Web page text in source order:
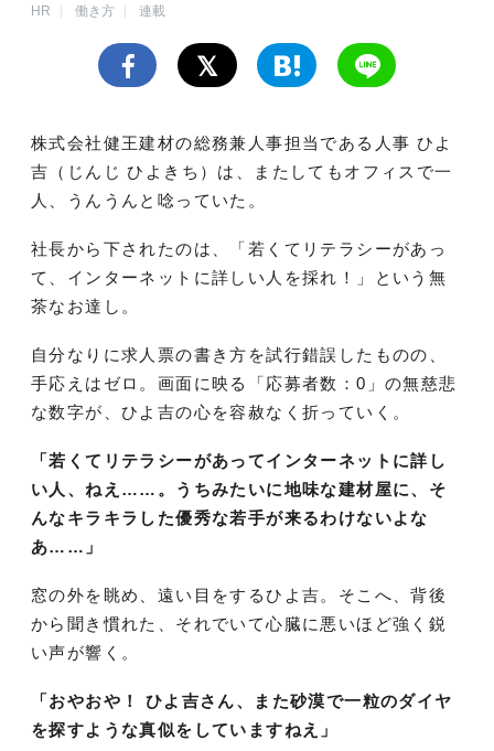
HR
働き方 連載
株式会社健王建材の総務兼人事担当である人事 ひよ
吉（じんじ ひよきち）は、またしてもオフィスで一
人、うんうんと唸っていた。
社長から下されたのは、「若くてリテラシーがあっ
て、インターネットに詳しい人を採れ！」という無
茶なお達し。
自分なりに求人票の書き方を試行錯誤したものの、
手応えはゼロ。画面に映る「応募者数：0」の無慈悲
な数字が、ひよ吉の心を容赦なく折っていく。
「若くてリテラシーがあってインターネットに詳し
い人、ねえ……。うちみたいに地味な建材屋に、そ
んなキラキラした優秀な若手が来るわけないよな
あ……」
窓の外を眺め、遠い目をするひよ吉。そこへ、背後
から聞き慣れた、それでいて心臓に悪いほど強く鋭
い声が響く。
「おやおや！ ひよ吉さん、また砂漠で一粒のダイヤ
を探すような真似をしていますねえ」